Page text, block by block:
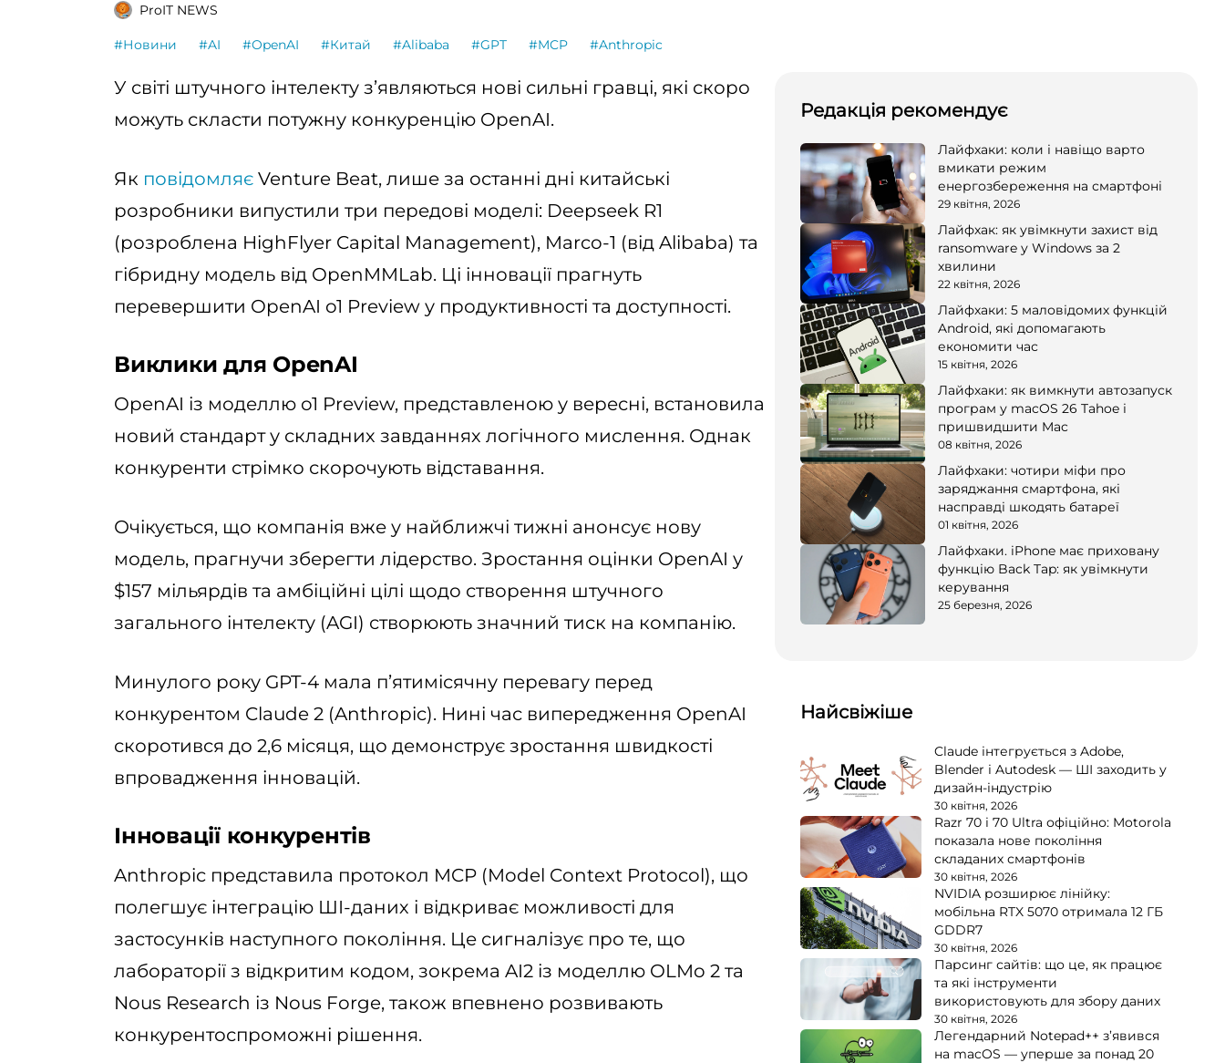
ProIT NEWS
#Новини #AI #OpenAI #Китай #Alibaba #GPT #MCP #Anthropic
У світі штучного інтелекту з’являються нові сильні гравці, які скоро
можуть скласти потужну конкуренцію OpenAI.
Як повідомляє Venture Beat, лише за останні дні китайські
розробники випустили три передові моделі: Deepseek R1
(розроблена HighFlyer Capital Management), Marco-1 (від Alibaba) та
гібридну модель від OpenMMLab. Ці інновації прагнуть
перевершити OpenAI o1 Preview у продуктивності та доступності.
Виклики для OpenAI
OpenAI із моделлю o1 Preview, представленою у вересні, встановила
новий стандарт у складних завданнях логічного мислення. Однак
конкуренти стрімко скорочують відставання.
Очікується, що компанія вже у найближчі тижні анонсує нову
модель, прагнучи зберегти лідерство. Зростання оцінки OpenAI у
$157 мільярдів та амбіційні цілі щодо створення штучного
загального інтелекту (AGI) створюють значний тиск на компанію.
Минулого року GPT-4 мала п’ятимісячну перевагу перед
конкурентом Claude 2 (Anthropic). Нині час випередження OpenAI
скоротився до 2,6 місяця, що демонструє зростання швидкості
впровадження інновацій.
Інновації конкурентів
Anthropic представила протокол MCP (Model Context Protocol), що
полегшує інтеграцію ШІ-даних і відкриває можливості для
застосунків наступного покоління. Це сигналізує про те, що
лабораторії з відкритим кодом, зокрема AI2 із моделлю OLMo 2 та
Nous Research із Nous Forge, також впевнено розвивають
конкурентоспроможні рішення.
Редакція рекомендує
Лайфхаки: коли і навіщо варто
вмикати режим
енергозбереження на смартфоні
29 квітня, 2026
Лайфхак: як увімкнути захист від
ransomware у Windows за 2
хвилини
22 квітня, 2026
Лайфхаки: 5 маловідомих функцій
Android, які допомагають
економити час
15 квітня, 2026
Лайфхаки: як вимкнути автозапуск
програм у macOS 26 Tahoe і
пришвидшити Mac
08 квітня, 2026
Лайфхаки: чотири міфи про
заряджання смартфона, які
насправді шкодять батареї
01 квітня, 2026
Лайфхаки. iPhone має приховану
функцію Back Tap: як увімкнути
керування
25 березня, 2026
Найсвіжіше
Claude інтегрується з Adobe,
Blender і Autodesk — ШІ заходить у
дизайн-індустрію
30 квітня, 2026
Razr 70 і 70 Ultra офіційно: Motorola
показала нове покоління
складаних смартфонів
30 квітня, 2026
NVIDIA розширює лінійку:
мобільна RTX 5070 отримала 12 ГБ
GDDR7
30 квітня, 2026
Парсинг сайтів: що це, як працює
та які інструменти
використовують для збору даних
30 квітня, 2026
Легендарний Notepad++ з’явився
на macOS — уперше за понад 20